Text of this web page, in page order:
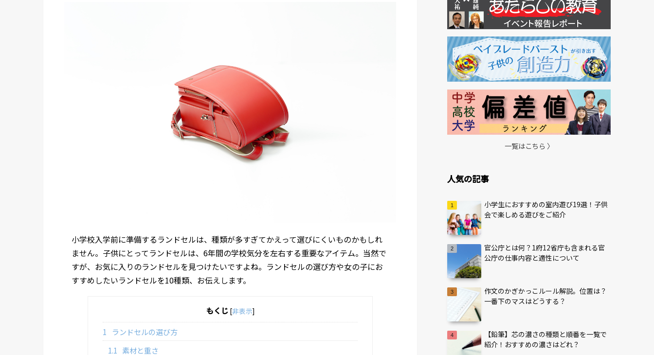
小学校入学前に準備するランドセルは、種類が多すぎてかえって選びにくいものかもしれ
ません。子供にとってランドセルは、6年間の学校気分を左右する重要なアイテム。当然で
すが、お気に入りのランドセルを見つけたいですよね。ランドセルの選び方や女の子にお
すすめしたいランドセルを10種類、お伝えします。
もくじ [非表示]
1
ランドセルの選び方
1.1 素材と重さ
一覧はこちら 〉
人気の記事
小学生におすすめの室内遊び19選！子供
会で楽しめる遊びをご紹介
官公庁とは何？1府12省庁も含まれる官
公庁の仕事内容と適性について
作文のかぎかっこルール解説。位置は？
一番下のマスはどうする？
【鉛筆】芯の濃さの種類と順番を一覧で
紹介！おすすめの濃さはどれ？